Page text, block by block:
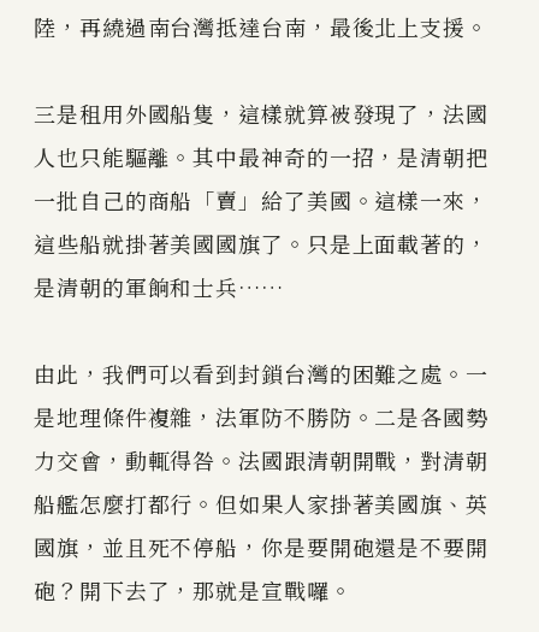
陸，再繞過南台灣抵達台南，最後北上支援。
三是租用外國船隻，這樣就算被發現了，法國
人也只能驅離。其中最神奇的一招，是清朝把
一批自己的商船「賣」給了美國。這樣一來，
這些船就掛著美國國旗了。只是上面載著的，
是清朝的軍餉和士兵……
由此，我們可以看到封鎖台灣的困難之處。一
是地理條件複雜，法軍防不勝防。二是各國勢
力交會，動輒得咎。法國跟清朝開戰，對清朝
船艦怎麼打都行。但如果人家掛著美國旗、英
國旗，並且死不停船，你是要開砲還是不要開
砲？開下去了，那就是宣戰囉。